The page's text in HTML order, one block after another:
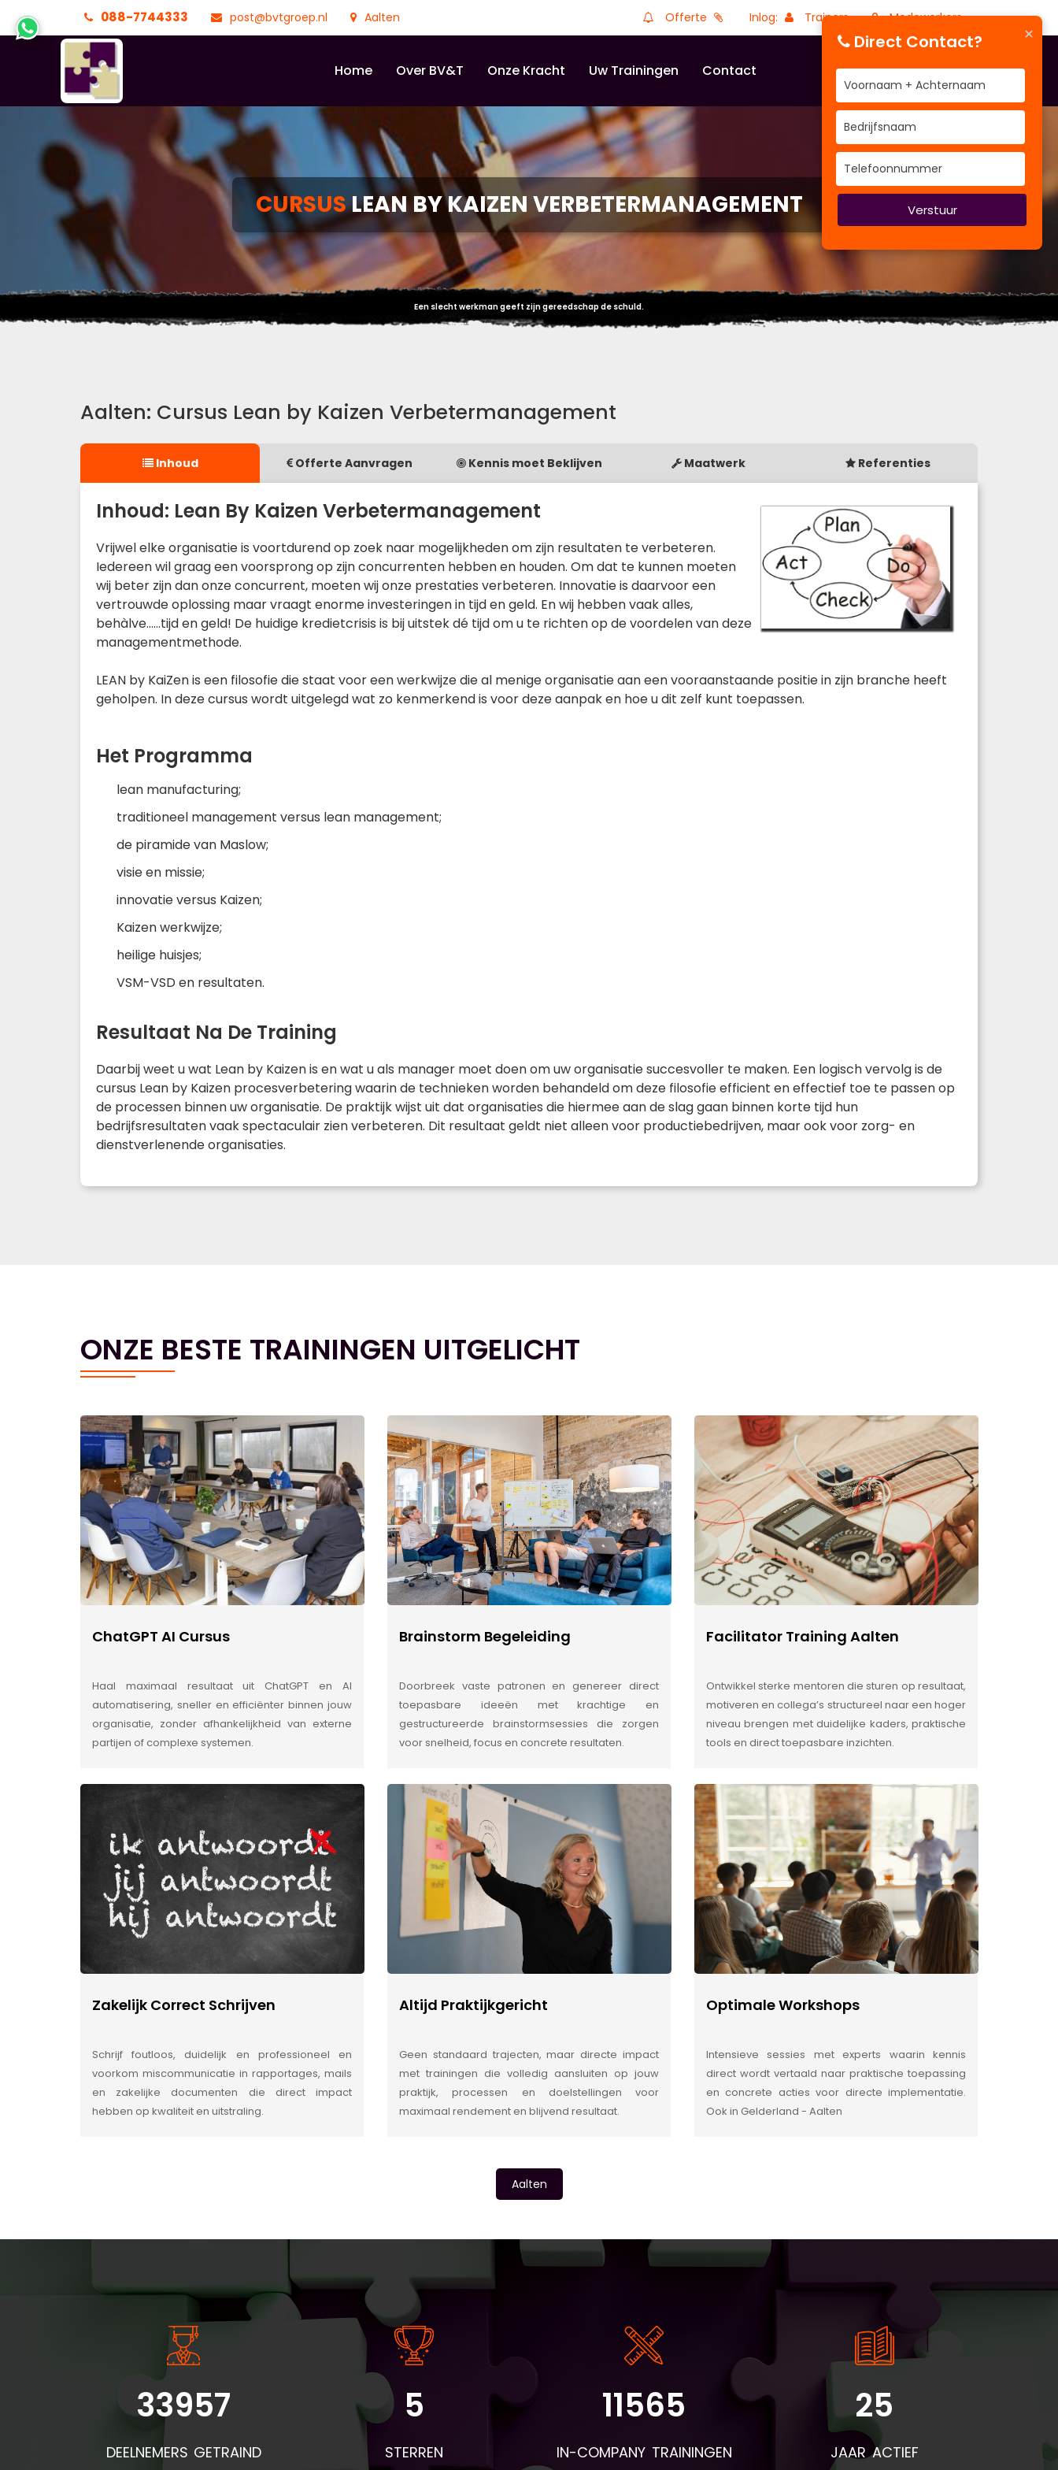
088-7744333 post@bvtgroep.nl Aalten Offerte Inlog: Trainers Medewerkers
Home Over BV&T Onze Kracht Uw Trainingen Contact
CURSUSLEAN BY KAIZEN VERBETERMANAGEMENT
Een slecht werkman geeft zijn gereedschap de schuld.
Aalten: Cursus Lean by Kaizen Verbetermanagement
Inhoud Offerte Aanvragen Kennis moet Beklijven Maatwerk Referenties
Inhoud: Lean By Kaizen Verbetermanagement
Vrijwel elke organisatie is voortdurend op zoek naar mogelijkheden om zijn resultaten te verbeteren.
Iedereen wil graag een voorsprong op zijn concurrenten hebben en houden. Om dat te kunnen moeten
wij beter zijn dan onze concurrent, moeten wij onze prestaties verbeteren. Innovatie is daarvoor een
vertrouwde oplossing maar vraagt enorme investeringen in tijd en geld. En wij hebben vaak alles,
behàlve……tijd en geld! De huidige kredietcrisis is bij uitstek dé tijd om u te richten op de voordelen van deze
managementmethode.
LEAN by KaiZen is een filosofie die staat voor een werkwijze die al menige organisatie aan een vooraanstaande positie in zijn branche heeft
geholpen. In deze cursus wordt uitgelegd wat zo kenmerkend is voor deze aanpak en hoe u dit zelf kunt toepassen.
Het Programma
lean manufacturing;
traditioneel management versus lean management;
de piramide van Maslow;
visie en missie;
innovatie versus Kaizen;
Kaizen werkwijze;
heilige huisjes;
VSM-VSD en resultaten.
Resultaat Na De Training
Daarbij weet u wat Lean by Kaizen is en wat u als manager moet doen om uw organisatie succesvoller te maken. Een logisch vervolg is de
cursus Lean by Kaizen procesverbetering waarin de technieken worden behandeld om deze filosofie efficient en effectief toe te passen op
de processen binnen uw organisatie. De praktijk wijst uit dat organisaties die hiermee aan de slag gaan binnen korte tijd hun
bedrijfsresultaten vaak spectaculair zien verbeteren. Dit resultaat geldt niet alleen voor productiebedrijven, maar ook voor zorg- en
dienstverlenende organisaties.
ONZE BESTE TRAININGEN UITGELICHT
ChatGPT AI Cursus
Haal maximaal resultaat uit ChatGPT en AI
automatisering, sneller en efficiënter binnen jouw
organisatie, zonder afhankelijkheid van externe
partijen of complexe systemen.
Brainstorm Begeleiding
Doorbreek vaste patronen en genereer direct
toepasbare ideeën met krachtige en
gestructureerde brainstormsessies die zorgen
voor snelheid, focus en concrete resultaten.
Facilitator Training Aalten
Ontwikkel sterke mentoren die sturen op resultaat,
motiveren en collega’s structureel naar een hoger
niveau brengen met duidelijke kaders, praktische
tools en direct toepasbare inzichten.
Zakelijk Correct Schrijven
Schrijf foutloos, duidelijk en professioneel en
voorkom miscommunicatie in rapportages, mails
en zakelijke documenten die direct impact
hebben op kwaliteit en uitstraling.
Altijd Praktijkgericht
Geen standaard trajecten, maar directe impact
met trainingen die volledig aansluiten op jouw
praktijk, processen en doelstellingen voor
maximaal rendement en blijvend resultaat.
Optimale Workshops
Intensieve sessies met experts waarin kennis
direct wordt vertaald naar praktische toepassing
en concrete acties voor directe implementatie.
Ook in Gelderland - Aalten
Aalten
Belangrijke informatie: - De instaptoets en intakeformulieren worden
de deelnemers en woordentrainers per post verstuurd. Neem deze
33957
DEELNEMERS GETRAIND
5
STERREN
11565
IN-COMPANY TRAININGEN
25
JAAR ACTIEF
×
Direct Contact?
Verstuur